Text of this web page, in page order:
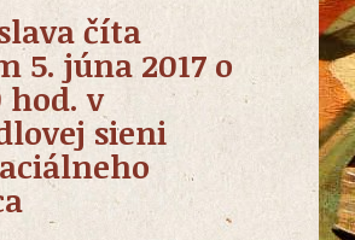
číta
5. júna 2017 o
hod. v
sieni